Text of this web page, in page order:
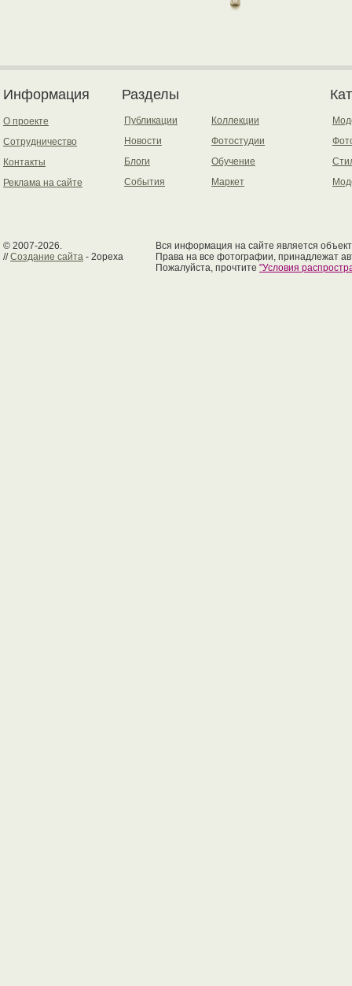
Информация
О проекте
Сотрудничество
Контакты
Реклама на сайте
Разделы
Публикации
Новости
Блоги
События
Коллекции
Фотостудии
Обучение
Маркет
© 2007-2026.
//Создание сайта - 2opexa
Вся информация на сайте является
Права на все фотографии, принадлежат
Пожалуйста, прочтите "Условия